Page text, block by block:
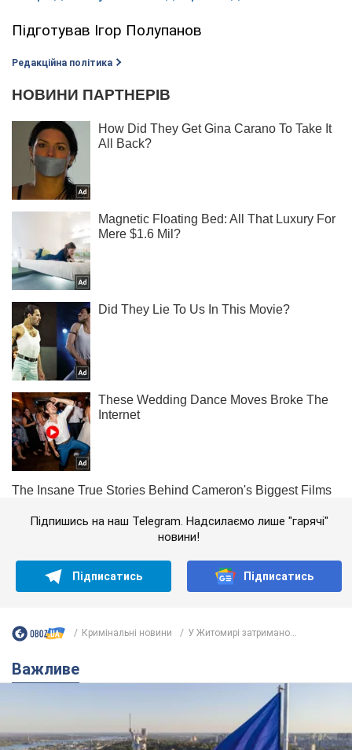
Підготував Ігор Полупанов
Редакційна політика
Підпишись на наш Telegram. Надсилаємо лише "гарячі"
новини!
Підписатись Підписатись
Кримінальні новини У Житомирі затримано...
Важливе